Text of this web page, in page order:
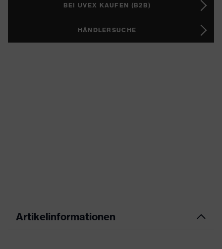
BEI UVEX KAUFEN (B2B)
HÄNDLERSUCHE
Artikelinformationen